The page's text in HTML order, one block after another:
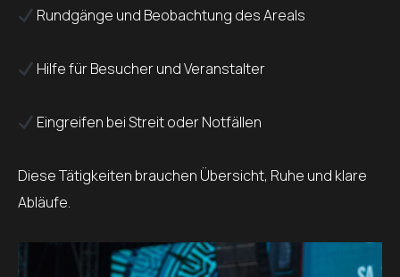
Rundgänge und Beobachtung des Areals
Hilfe für Besucher und Veranstalter
Eingreifen bei Streit oder Notfällen
Diese Tätigkeiten brauchen Übersicht, Ruhe und klare
Abläufe.